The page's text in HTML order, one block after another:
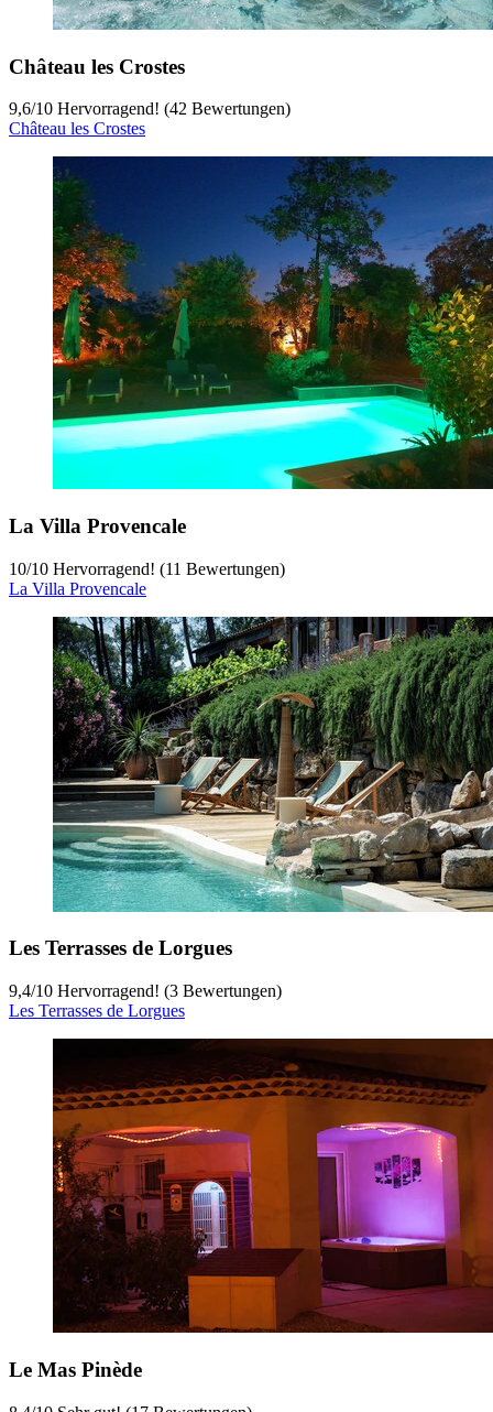
Château les Crostes
9,6/10 Hervorragend! (42 Bewertungen)
Château les Crostes
La Villa Provencale
10/10 Hervorragend! (11 Bewertungen)
La Villa Provencale
Les Terrasses de Lorgues
9,4/10 Hervorragend! (3 Bewertungen)
Les Terrasses de Lorgues
Le Mas Pinède